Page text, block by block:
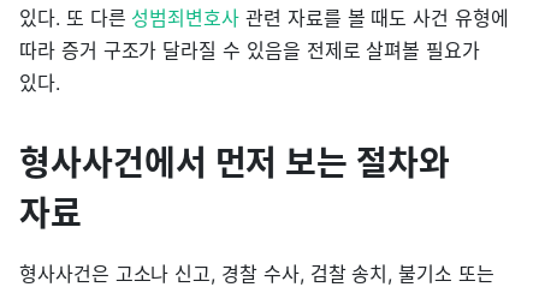
있다. 또 다른 성범죄변호사 관련 자료를 볼 때도 사건 유형에
따라 증거 구조가 달라질 수 있음을 전제로 살펴볼 필요가
있다.
형사사건에서 먼저 보는 절차와
자료
형사사건은 고소나 신고, 경찰 수사, 검찰 송치, 불기소 또는